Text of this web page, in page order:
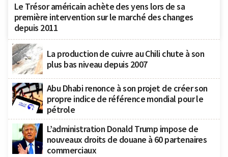
Le Trésor américain achète des yens lors de sa
première intervention sur le marché des changes
depuis 2011
La production de cuivre au Chili chute à son
plus bas niveau depuis 2007
Abu Dhabi renonce à son projet de créer son
propre indice de référence mondial pour le
pétrole
L’administration Donald Trump impose de
nouveaux droits de douane à 60 partenaires
commerciaux